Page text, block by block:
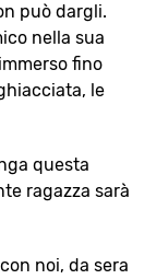
può dargli.
nella sua
fino
le
questa
ragazza sarà
noi, da sera